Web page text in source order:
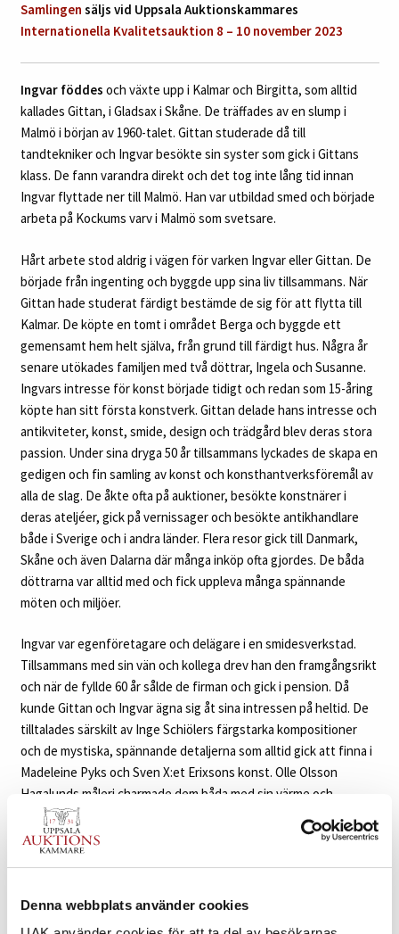
Denna webbplats använder cookies
Samlingen säljs vid Uppsala Auktionskammares
Internationella Kvalitetsauktion 8 – 10 november 2023
Ingvar föddes och växte upp i Kalmar och Birgitta, som alltid
kallades Gittan, i Gladsax i Skåne. De träffades av en slump i
Malmö i början av 1960-talet. Gittan studerade då till
tandtekniker och Ingvar besökte sin syster som gick i Gittans
klass. De fann varandra direkt och det tog inte lång tid innan
Ingvar flyttade ner till Malmö. Han var utbildad smed och började
arbeta på Kockums varv i Malmö som svetsare.
Hårt arbete stod aldrig i vägen för varken Ingvar eller Gittan. De
började från ingenting och byggde upp sina liv tillsammans. När
Gittan hade studerat färdigt bestämde de sig för att flytta till
Kalmar. De köpte en tomt i området Berga och byggde ett
gemensamt hem helt själva, från grund till färdigt hus. Några år
senare utökades familjen med två döttrar, Ingela och Susanne.
Ingvars intresse för konst började tidigt och redan som 15-åring
köpte han sitt första konstverk. Gittan delade hans intresse och
antikviteter, konst, smide, design och trädgård blev deras stora
passion. Under sina dryga 50 år tillsammans lyckades de skapa en
gedigen och fin samling av konst och konsthantverksföremål av
alla de slag. De åkte ofta på auktioner, besökte konstnärer i
deras ateljéer, gick på vernissager och besökte antikhandlare
både i Sverige och i andra länder. Flera resor gick till Danmark,
Skåne och även Dalarna där många inköp ofta gjordes. De båda
döttrarna var alltid med och fick uppleva många spännande
möten och miljöer.
Ingvar var egenföretagare och delägare i en smidesverkstad.
Tillsammans med sin vän och kollega drev han den framgångsrikt
och när de fyllde 60 år sålde de firman och gick i pension. Då
kunde Gittan och Ingvar ägna sig åt sina intressen på heltid. De
tilltalades särskilt av Inge Schiölers färgstarka kompositioner
och de mystiska, spännande detaljerna som alltid gick att finna i
Madeleine Pyks och Sven X:et Erixsons konst. Olle Olsson
Hagalunds måleri charmade dem båda med sin värme och
naivistiska framtoning.
Gittan och Ingvar arbetade med glädje hårt under sina år
hem och de var med rätta stolta över vad de åstadkommit. Nu